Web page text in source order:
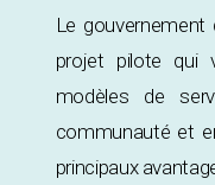
Le
projet pilote qui
modèles de
communauté et
principaux